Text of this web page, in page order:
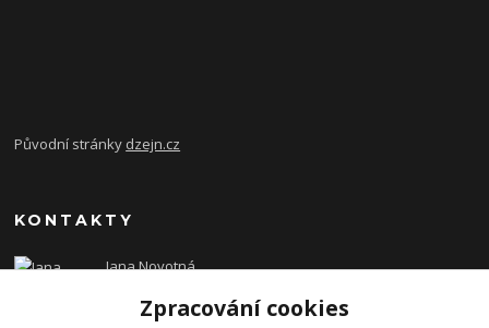
Původní stránky dzejn.cz
KONTAKTY
Jana Novotná
Zpracování cookies